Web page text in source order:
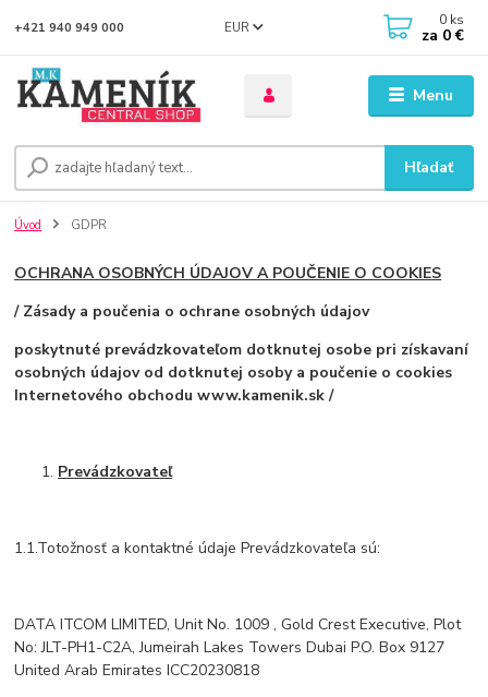
Menu
EUR
Hľadať
+421 940 949 000 0 ks
za 0 €
Úvod GDPR
OCHRANA OSOBNÝCH ÚDAJOV A POUČENIE O COOKIES
/ Zásady a poučenia o ochrane osobných údajov
poskytnuté prevádzkovateľom dotknutej osobe pri získavaní
osobných údajov od dotknutej osoby a poučenie o cookies
Internetového obchodu www.kamenik.sk /
Prevádzkovateľ
1.1.Totožnosť a kontaktné údaje Prevádzkovateľa sú:
DATA ITCOM LIMITED, Unit No. 1009 , Gold Crest Executive, Plot
No: JLT-PH1-C2A, Jumeirah Lakes Towers Dubai P.O. Box 9127
United Arab Emirates ICC20230818